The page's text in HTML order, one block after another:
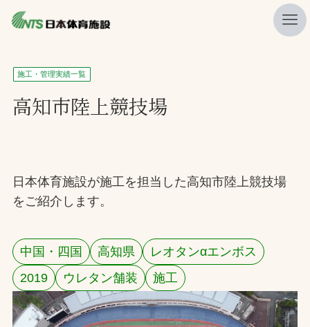
私たちの強み
ニュース
製品・サービス一覧
施工・管理実績一覧
採用情報
検索
施工・管理実績一覧
高知市陸上競技場
日本体育施設が施工を担当した高知市陸上競技場
をご紹介します。
中国・四国 高知県
レオタンαエンボス
2019
ウレタン舗装 施工